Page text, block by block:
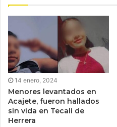
14 enero, 2024
Menores levantados en
Acajete, fueron hallados
sin vida en Tecali de
Herrera